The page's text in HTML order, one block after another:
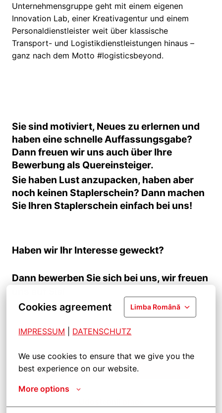
Cookies agreement Limba Română
IMPRESSUM DATENSCHUTZ
We use cookies to ensure that we give you the
best experience on our website.
More options
Unternehmensgruppe geht mit einem eigenen
Innovation Lab, einer Kreativagentur und einem
Personaldienstleister weit über klassische
Transport- und Logistikdienstleistungen hinaus –
ganz nach dem Motto #logisticsbeyond.
Sie sind motiviert, Neues zu erlernen und
haben eine schnelle Auffassungsgabe?
Dann freuen wir uns auch über Ihre
Bewerbung als Quereinsteiger.
Sie haben Lust anzupacken, haben aber
noch keinen Staplerschein? Dann machen
Sie Ihren Staplerschein einfach bei uns!
Haben wir Ihr Interesse geweckt?
Dann bewerben Sie sich bei uns, wir freuen
Aplikuj